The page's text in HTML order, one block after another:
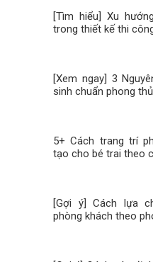
[Tìm hiểu] Xu
trong thiết kế thi
[Xem ngay] 3
sinh chuẩn phong
5+ Cách trang trí
tạo cho bé trai theo
[Gợi ý] Cách lựa
phòng khách theo